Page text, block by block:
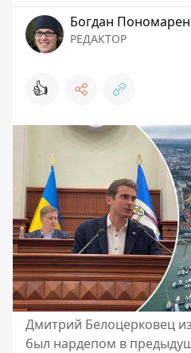
Богдан
РЕДАКТОР
👍
Дмитрий Белоцерковец
был нардепом в